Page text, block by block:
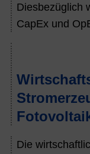
Diesbezüglich
CapEx und
Die